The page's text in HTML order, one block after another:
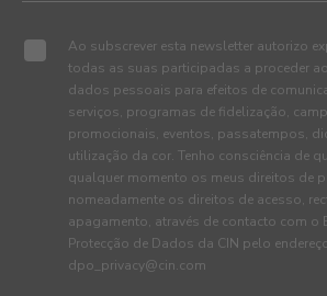
Ao subscrever esta newsletter autorizo
todas as suas participadas a proceder
dados pessoais para efeitos de
serviços, programas de fidelização,
promocionais, eventos, passatempos,
utilização da cor. Tenho consciência de
qualquer momento os meus direitos de
nomeadamente os direitos de acesso,
apagamento, através de contacto com o
Protecção de Dados da CIN pelo
dpo_privacy@cin.com